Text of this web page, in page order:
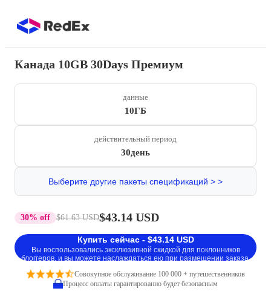
Канада 10GB 30Days Премиум
данные
10ГБ
действительный период
30день
Выберите другие пакеты спецификаций > >
30% off $61.63 USD$43.14 USD
Купить сейчас - $43.14 USD
Вы воспользовались эксклюзивной скидкой для поклонников
блоггеров, и вы можете наслаждаться ею при размещении заказа.
Совокупное обслуживание 100 000 + путешественников
Процесс оплаты гарантированно будет безопасным